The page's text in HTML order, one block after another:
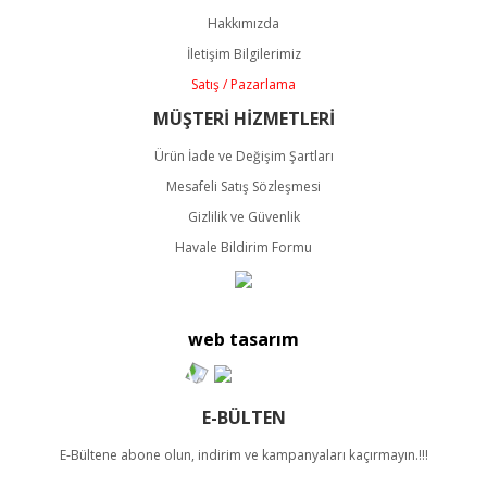
Ürün açıklamasında eksik bilgiler bulunuyor.
Ürün bilgilerinde hatalar bulunuyor.
Ürün fiyatı diğer sitelerden daha pahalı.
Bu ürüne benzer farklı alternatifler olmalı.
Gönder
Hakkımızda
İletişim Bilgilerimiz
Satış / Pazarlama
MÜŞTERİ HİZMETLERİ
Ürün İade ve Değişim Şartları
Mesafeli Satış Sözleşmesi
Gizlilik ve Güvenlik
Havale Bildirim Formu
web tasarım
E-BÜLTEN
E-Bültene abone olun, indirim ve kampanyaları kaçırmayın.!!!